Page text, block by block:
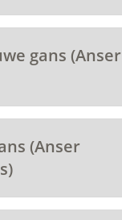
gans (Anser
(Anser